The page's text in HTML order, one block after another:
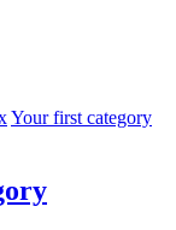
Your first category